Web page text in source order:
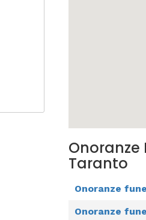
Onoranze
Taranto
Onoranze
Onoranze